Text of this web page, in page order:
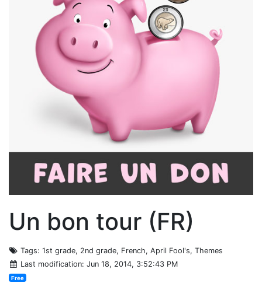
Un bon tour (FR)
Tags: 1st grade, 2nd grade, French, April Fool's, Themes
Last modification: Jun 18, 2014, 3:52:43 PM
Free